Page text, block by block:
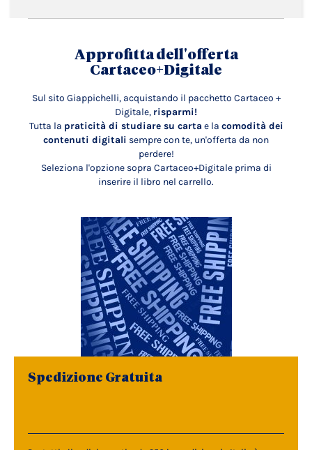
Approfitta dell'offerta
Cartaceo+Digitale
Sul sito Giappichelli, acquistando il pacchetto Cartaceo +
Digitale, risparmi!
Tutta la praticità di studiare su carta e la comodità dei
contenuti digitali sempre con te, un'offerta da non
perdere!
Seleziona l'opzione sopra Cartaceo+Digitale prima di
inserire il libro nel carrello.
Spedizione Gratuita